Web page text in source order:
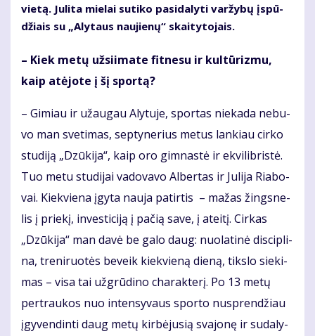
vie­tą. Ju­li­ta mie­lai su­ti­ko pa­si­da­ly­ti var­žy­bų įspū­
džiais su „Aly­taus nau­jie­nų“ skai­ty­to­jais.
– Kiek me­tų už­si­i­ma­te fit­ne­su ir kul­tū­riz­mu,
kaip at­ėjo­te į šį spor­tą?
– Gi­miau ir už­au­gau Aly­tu­je, spor­tas nie­ka­da ne­bu­
vo man sve­ti­mas, sep­ty­ne­rius me­tus lan­kiau cir­ko
stu­di­ją „Dzū­ki­ja“, kaip oro gim­nas­tė ir ek­vi­lib­ris­tė.
Tuo me­tu stu­di­jai va­do­va­vo Al­ber­tas ir Ju­li­ja Ria­bo­
vai. Kiek­vie­na įgy­ta nau­ja pa­tir­tis – ma­žas žings­ne­
lis į prie­kį, in­ves­ti­ci­ją į pa­čią sa­ve, į at­ei­tį. Cir­kas
„Dzū­ki­ja“ man da­vė be ga­lo daug: nuo­la­ti­nė dis­cip­li­
na, tre­ni­ruo­tės be­veik kiek­vie­ną die­ną, tiks­lo sie­ki­
mas – vi­sa tai už­grū­di­no cha­rak­te­rį. Po 13 me­tų
per­trau­kos nuo in­ten­sy­vaus spor­to nu­spren­džiau
įgy­ven­din­ti daug me­tų kir­bė­ju­sią sva­jo­nę ir su­da­ly­